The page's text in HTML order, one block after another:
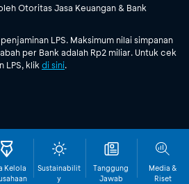
Kelola
Sustainabilit
y
Tanggung
Jawab
Media &
Riset
Otoritas Jasa Keuangan & Bank
LPS. Maksimum nilai simpanan
per Bank adalah Rp2 miliar. Untuk cek
LPS, klik di sini.